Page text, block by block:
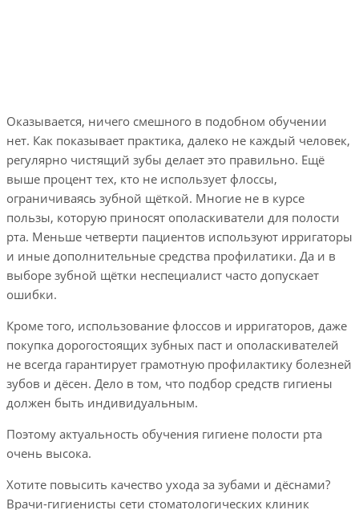
Оказывается, ничего смешного в подобном обучении
нет. Как показывает практика, далеко не каждый человек,
регулярно чистящий зубы делает это правильно. Ещё
выше процент тех, кто не использует флоссы,
ограничиваясь зубной щёткой. Многие не в курсе
пользы, которую приносят ополаскиватели для полости
рта. Меньше четверти пациентов используют ирригаторы
и иные дополнительные средства профилатики. Да и в
выборе зубной щётки неспециалист часто допускает
ошибки.
Кроме того, использование флоссов и ирригаторов, даже
покупка дорогостоящих зубных паст и ополаскивателей
не всегда гарантирует грамотную профилактику болезней
зубов и дёсен. Дело в том, что подбор средств гигиены
должен быть индивидуальным.
Поэтому актуальность обучения гигиене полости рта
очень высока.
Хотите повысить качество ухода за зубами и дёснами?
Врачи-гигиенисты сети стоматологических клиник